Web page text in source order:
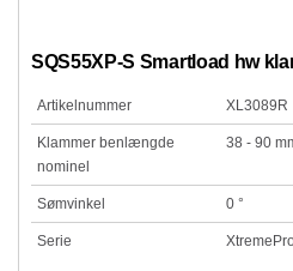
SQS55XP-S Smartload hw
Artikelnummer XL3089R
Klammer benlængde
nominel
38 - 90
Sømvinkel 0 °
Serie